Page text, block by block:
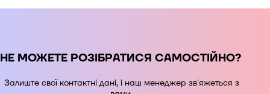
НЕ МОЖЕТЕ РОЗІБРАТИСЯ САМОСТІЙНО?
Залиште свої контактні дані, і наш менеджер зв'яжеться з